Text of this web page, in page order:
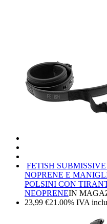
FETISH
NOPRENE E
POLSINI CON
NEOPRENEIN
23,99 €21.00% IVA